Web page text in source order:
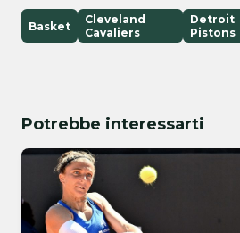
Basket
Cleveland
Cavaliers
Detroit
Pistons
Potrebbe interessarti